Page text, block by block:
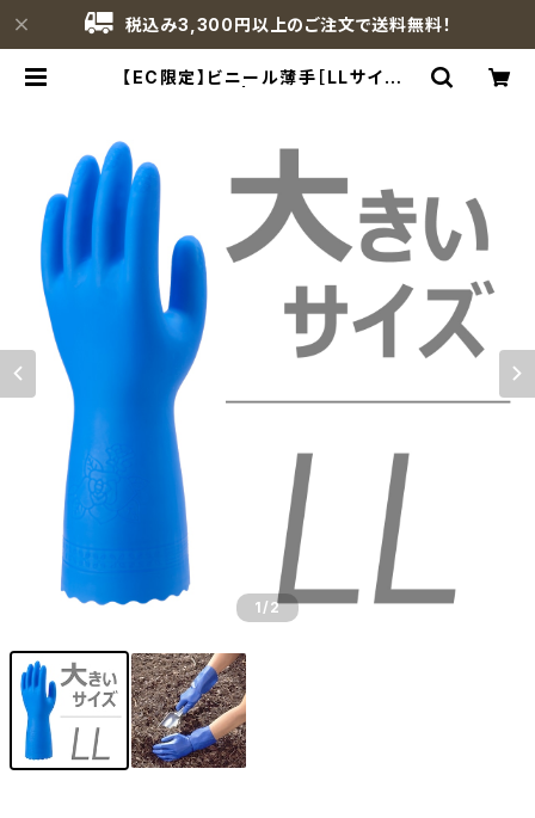
税込み3,300円以上のご注文で送料無料！
【EC限定】ビニール薄手［LLサイズ］
1 /2